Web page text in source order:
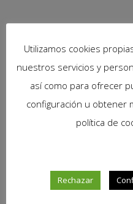
Cañadio
Utilizamos cookies
nuestros servicios y
así como para ofrecer
configuración u obtener
política de
Rechazar